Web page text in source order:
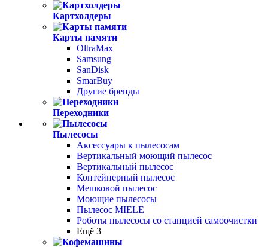
Картхолдеры
Карты памяти
OltraMax
Samsung
SanDisk
SmarBuy
Другие бренды
Переходники
Пылесосы
Аксессуары к пылесосам
Вертикальный моющий пылесос
Вертикальный пылесос
Контейнерный пылесос
Мешковой пылесос
Моющие пылесосы
Пылесос MIELE
Роботы пылесосы со станцией самоочистки
Ещё 3